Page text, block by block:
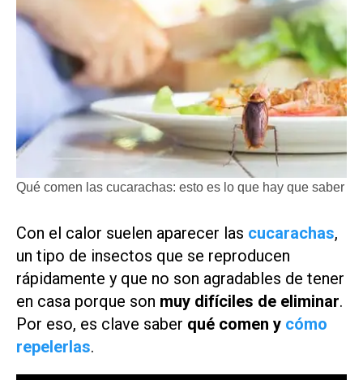
Qué comen las cucarachas: esto es lo que hay que saber
Con el calor suelen aparecer las cucarachas,
un tipo de insectos que se reproducen
rápidamente y que no son agradables de tener
en casa porque son muy difíciles de eliminar.
Por eso, es clave saber qué comen y cómo
repelerlas.